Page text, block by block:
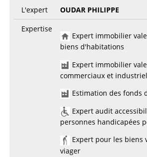
L'expert
OUDAR PHILIPPE
Expertise
Expert immobilier
biens d'habitations
Expert immobilier
commerciaux et
Estimation des fonds
Expert audit
personnes handicapées
Expert pour les biens
viager